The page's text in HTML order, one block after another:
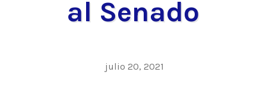
al Senado
julio 20, 2021